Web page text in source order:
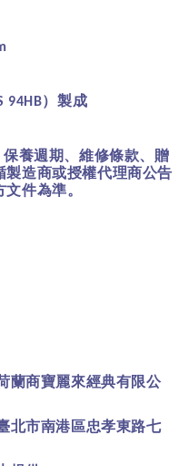
94HB）製成
養週期、維修條款、贈
造商或授權代理商公告
件為準。
蘭商寶麗來經典有限公
北市南港區忠孝東路七